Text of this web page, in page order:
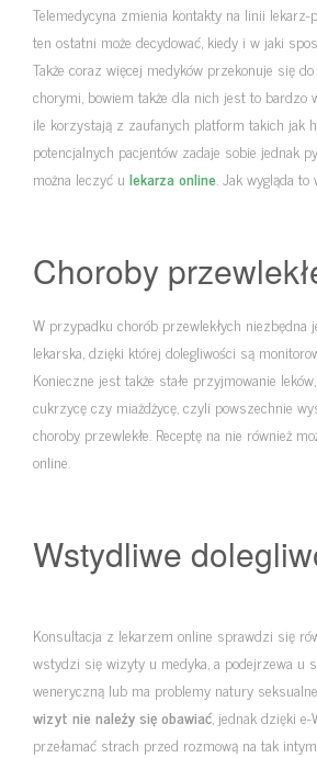
Telemedycyna zmienia kontakty na linii
ten ostatni może decydować, kiedy i w jaki
Także coraz więcej medyków przekonuje się
chorymi, bowiem także dla nich jest to bardzo
ile korzystają z zaufanych platform takich jak
potencjalnych pacjentów zadaje sobie jednak
można leczyć u lekarza online. Jak wygląda to
Choroby
W przypadku chorób przewlekłych niezbędna
lekarska, dzięki której dolegliwości są
Konieczne jest także stałe przyjmowanie
cukrzycę czy miażdżycę, czyli powszechnie
choroby przewlekłe. Receptę na nie również
online.
Wstydliwe
Konsultacja z lekarzem online sprawdzi się
wstydzi się wizyty u medyka, a podejrzewa u
weneryczną lub ma problemy natury
wizyt nie należy się obawiać, jednak dzięki
przełamać strach przed rozmową na tak